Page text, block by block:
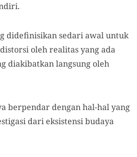
didefinisikan sedari awal untuk
oleh realitas yang ada
diakibatkan langsung oleh
berpendar dengan hal-hal yang
dari eksistensi budaya